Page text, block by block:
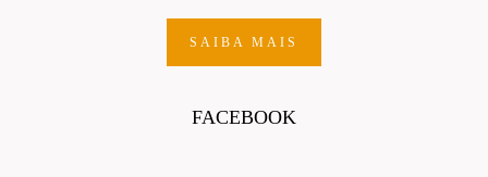
SAIBA MAIS
FACEBOOK